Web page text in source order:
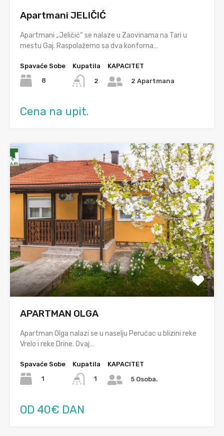
Apartmani JELIČIĆ
Apartmani „Jeličić“ se nalaze u Zaovinama na Tari u
mestu Gaj. Raspolažemo sa dva konforna…
Spavaće Sobe
8
Kupatila
2
KAPACITET
2 Apartmana
Cena na upit.
APARTMAN OLGA
Apartman Olga nalazi se u naselju Perućac u blizini reke
Vrelo i reke Drine. Ovaj…
Spavaće Sobe
1
Kupatila
1
KAPACITET
5 Osoba.
OD 40€ DAN